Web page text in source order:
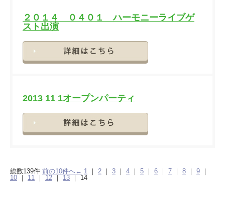
２０１４ ０４０１ ハーモニーライブゲ
スト出演
2013 11 1オープンパーティ
総数139件 前の10件へ← 1 ｜ 2 ｜ 3 ｜ 4 ｜ 5 ｜ 6 ｜ 7 ｜ 8 ｜ 9
｜
10
｜ 11 ｜ 12 ｜ 13 ｜ 14